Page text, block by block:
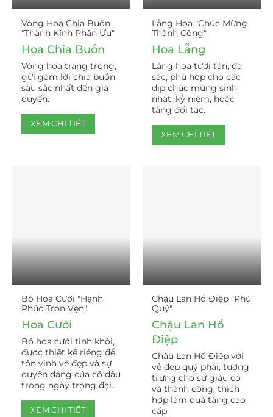
Vòng Hoa Chia Buồn
"Thành Kính Phân Ưu"
Hoa Chia Buồn
Vòng hoa trang trọng,
gửi gắm lời chia buồn
sâu sắc nhất đến gia
quyến.
XEM CHI TIẾT
Lẵng Hoa "Chúc Mừng
Thành Công"
Hoa Lẵng
Lẵng hoa tươi tắn, đa
sắc, phù hợp cho các
dịp chúc mừng sinh
nhật, kỷ niệm, hoặc
tặng đối tác.
XEM CHI TIẾT
Bó Hoa Cưới "Hạnh
Phúc Trọn Vẹn"
Hoa Cưới
Bó hoa cưới tinh khôi,
được thiết kế riêng để
tôn vinh vẻ đẹp và sự
duyên dáng của cô dâu
trong ngày trọng đại.
XEM CHI TIẾT
Chậu Lan Hồ Điệp "Phú
Quý"
Chậu Lan Hồ
Điệp
Chậu Lan Hồ Điệp với
vẻ đẹp quý phái, tượng
trưng cho sự giàu có
và thành công, thích
hợp làm quà tặng cao
cấp.